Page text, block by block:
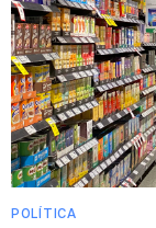
POLÍTICA